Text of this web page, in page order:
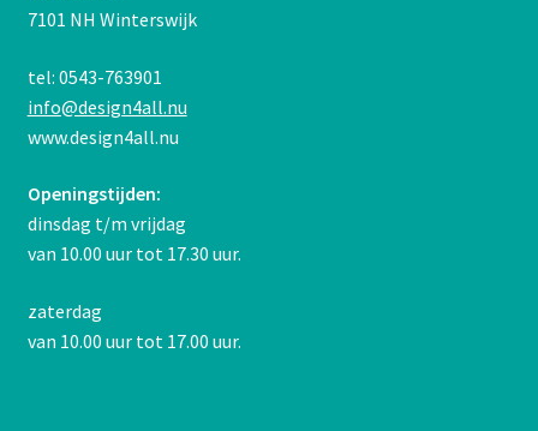
7101 NH Winterswijk
tel: 0543-763901
info@design4all.nu
www.design4all.nu
Openingstijden:
dinsdag t/m vrijdag
van 10.00 uur tot 17.30 uur.
zaterdag
van 10.00 uur tot 17.00 uur.